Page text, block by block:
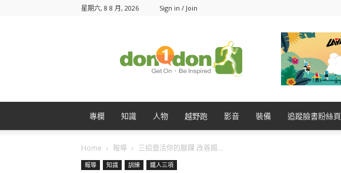
星期六, 8 8 月, 2026 Sign in / Join
專欄 知識 人物 越野跑 影音 裝備 追蹤臉書粉絲頁
Home 報導 三招靈活你的腳踝 改善踢...
報導 知識 訓練 鐵人三項